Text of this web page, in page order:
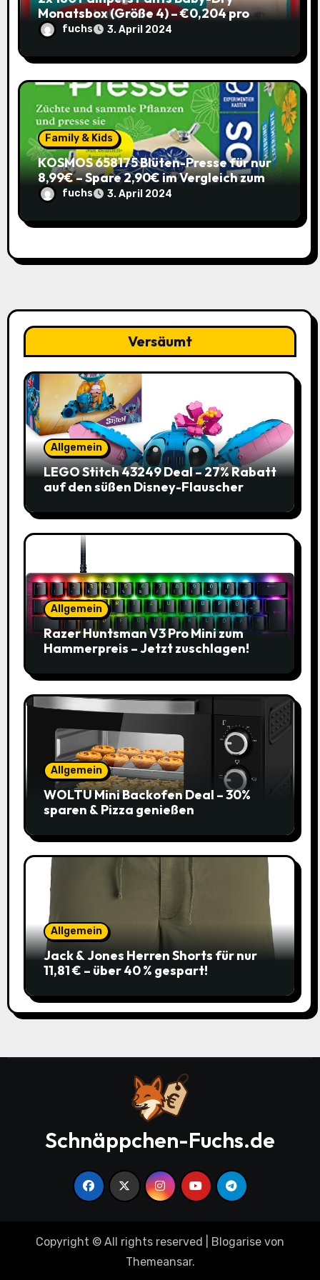
Monatsbox (Größe 4) – €0,204 pro
Pants (Sparabo) – Spare €38,39
fuchs 3. April 2024
Family & Kids
KOSMOS 658175 Blüten-Presse für nur
8,99€ – Spare 2,90€ im Vergleich zum
alten Preis!
fuchs 3. April 2024
Versäumt
Allgemein
LEGO Stitch 43249 Deal – 27% Rabatt
auf den süßen Disney-Flauscher
Allgemein
Razer Huntsman V3 Pro Mini zum
Hammerpreis – Jetzt zuschlagen!
Allgemein
WOLTU Mini Backofen Deal – 30%
sparen & Pizza genießen
Allgemein
Jack & Jones Herren Shorts für nur
11,81 € – über 40 % gespart!
Schnäppchen-Fuchs.de
Copyright © All rights reserved Blogarise von
Themeansar.